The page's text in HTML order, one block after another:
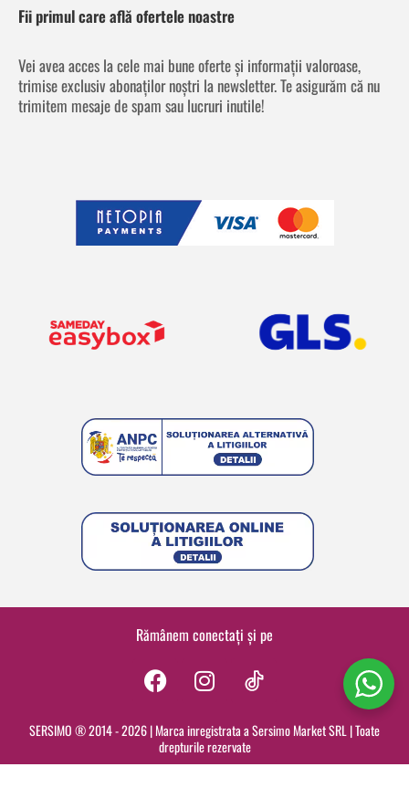
Fii primul care află ofertele noastre
Vei avea acces la cele mai bune oferte și informații valoroase,
trimise exclusiv abonaților noștri la newsletter. Te asigurăm că nu
trimitem mesaje de spam sau lucruri inutile!
Rămânem conectați și pe
F
c
e
I
s
t
SERSIMO ® 2014 - 2026 | Marca inregistrata a Sersimo Market SRL | Toate
drepturile rezervate